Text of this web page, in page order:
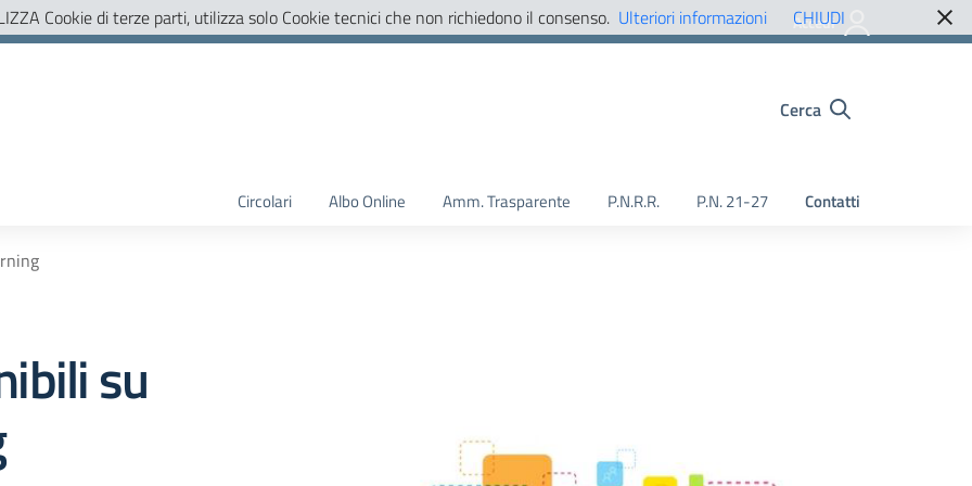
Accedi
Cerca
Circolari Albo Online Amm. Trasparente P.N.R.R. P.N. 21-27 Contatti
su
Cookie di terze parti, utilizza solo Cookie tecnici che non richiedono il consenso. Ulteriori informazioni CHIUDI